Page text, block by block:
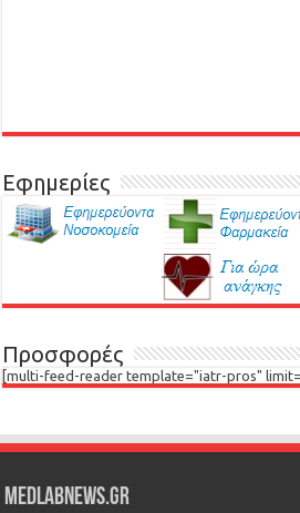
Εφημερίες
Προσφορές
[multi-feed-reader template="iatr-pros"
Medlabnews.gr